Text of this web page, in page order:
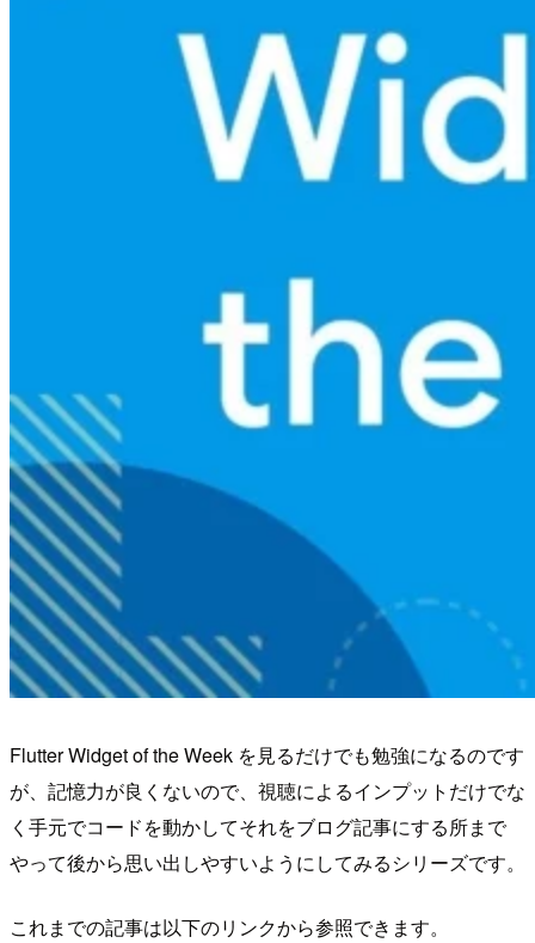
Flutter Widget of the Week を見るだけでも勉強になるのです
が、記憶力が良くないので、視聴によるインプットだけでな
く手元でコードを動かしてそれをブログ記事にする所まで
やって後から思い出しやすいようにしてみるシリーズです。
これまでの記事は以下のリンクから参照できます。